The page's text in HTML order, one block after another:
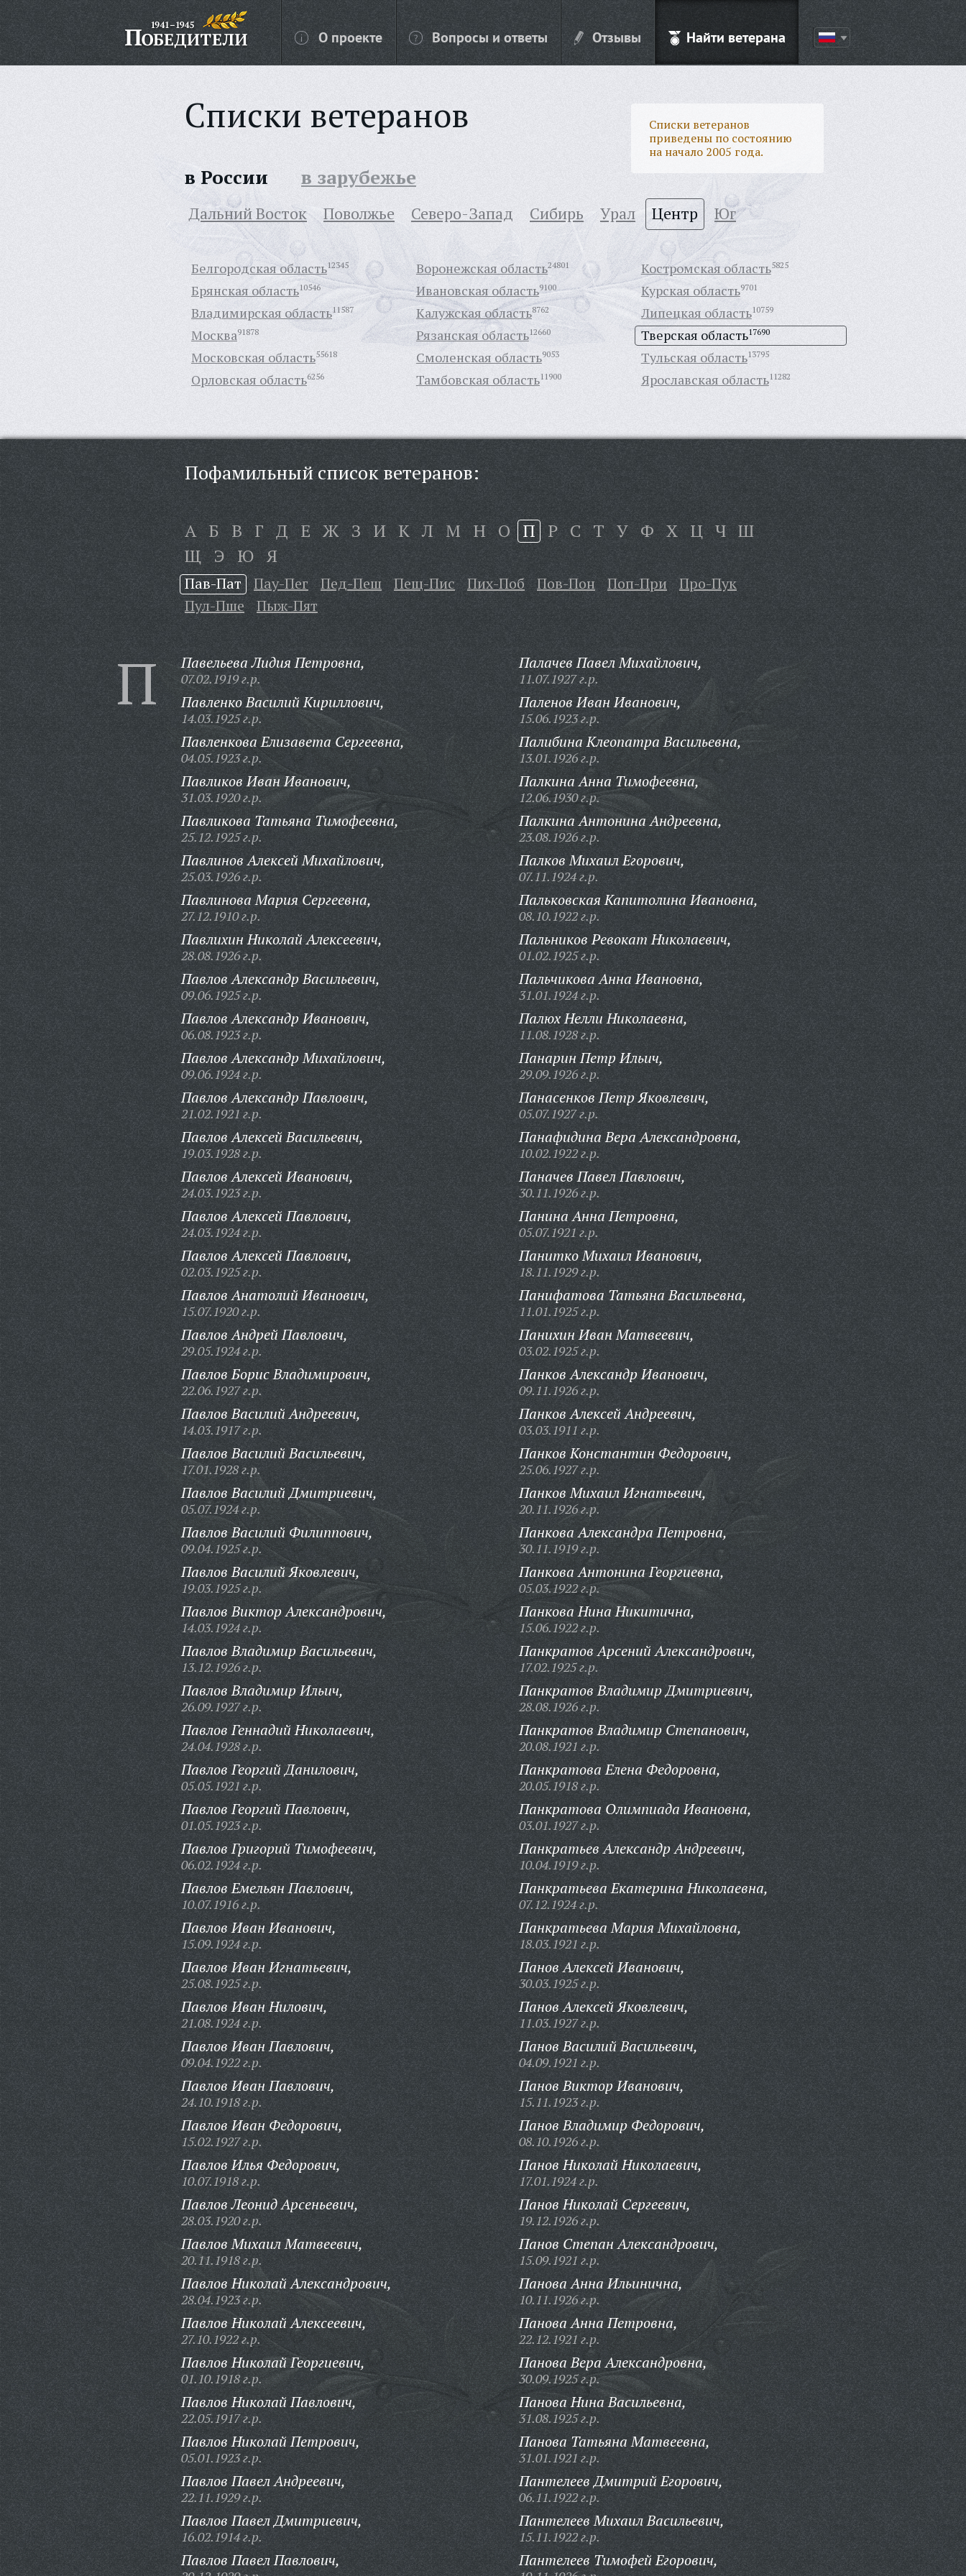
О проекте Вопросы и ответы Отзывы Найти ветерана
Списки ветеранов
Списки ветеранов
приведены по состоянию
на начало 2005 года.
в России в зарубежье
Дальний Восток Поволжье Северо-Запад Сибирь Урал Центр Юг
Белгородская область12345
Брянская область10546
Владимирская область11587
Воронежская область24801
Ивановская область9100
Калужская область8762
Костромская область5825
Курская область9701
Липецкая область10759
Москва91878
Московская область55618
Орловская область6256
Рязанская область12660
Смоленская область9053
Тамбовская область11900
Тверская область17690
Тульская область13795
Ярославская область11282
Пофамильный список ветеранов:
А Б В Г Д Е Ж З И К Л М Н О П Р С Т У Ф Х Ц Ч Ш
Щ Э Ю Я
Пав-Пат Пау-Пег Пед-Пеш Пещ-Пис Пих-Поб Пов-Пон Поп-При
Про-Пук
Пул-Пше
Пыж-Пят
П Павельева Лидия Петровна,
07.02.1919 г.р.
Павленко Василий Кириллович,
14.03.1925 г.р.
Павленкова Елизавета Сергеевна,
04.05.1923 г.р.
Павликов Иван Иванович,
31.03.1920 г.р.
Павликова Татьяна Тимофеевна,
25.12.1925 г.р.
Павлинов Алексей Михайлович,
25.03.1926 г.р.
Павлинова Мария Сергеевна,
27.12.1910 г.р.
Павлихин Николай Алексеевич,
28.08.1926 г.р.
Павлов Александр Васильевич,
09.06.1925 г.р.
Павлов Александр Иванович,
06.08.1923 г.р.
Павлов Александр Михайлович,
09.06.1924 г.р.
Павлов Александр Павлович,
21.02.1921 г.р.
Павлов Алексей Васильевич,
19.03.1928 г.р.
Павлов Алексей Иванович,
24.03.1923 г.р.
Павлов Алексей Павлович,
24.03.1924 г.р.
Павлов Алексей Павлович,
02.03.1925 г.р.
Павлов Анатолий Иванович,
15.07.1920 г.р.
Павлов Андрей Павлович,
29.05.1924 г.р.
Павлов Борис Владимирович,
22.06.1927 г.р.
Павлов Василий Андреевич,
14.03.1917 г.р.
Павлов Василий Васильевич,
17.01.1928 г.р.
Павлов Василий Дмитриевич,
05.07.1924 г.р.
Павлов Василий Филиппович,
09.04.1925 г.р.
Павлов Василий Яковлевич,
19.03.1925 г.р.
Павлов Виктор Александрович,
14.03.1924 г.р.
Павлов Владимир Васильевич,
13.12.1926 г.р.
Павлов Владимир Ильич,
26.09.1927 г.р.
Павлов Геннадий Николаевич,
24.04.1928 г.р.
Павлов Георгий Данилович,
05.05.1921 г.р.
Павлов Георгий Павлович,
01.05.1923 г.р.
Павлов Григорий Тимофеевич,
06.02.1924 г.р.
Павлов Емельян Павлович,
10.07.1916 г.р.
Павлов Иван Иванович,
15.09.1924 г.р.
Павлов Иван Игнатьевич,
25.08.1925 г.р.
Павлов Иван Нилович,
21.08.1924 г.р.
Павлов Иван Павлович,
09.04.1922 г.р.
Павлов Иван Павлович,
24.10.1918 г.р.
Павлов Иван Федорович,
15.02.1927 г.р.
Павлов Илья Федорович,
10.07.1918 г.р.
Павлов Леонид Арсеньевич,
28.03.1920 г.р.
Павлов Михаил Матвеевич,
20.11.1918 г.р.
Павлов Николай Александрович,
28.04.1923 г.р.
Павлов Николай Алексеевич,
27.10.1922 г.р.
Павлов Николай Георгиевич,
01.10.1918 г.р.
Павлов Николай Павлович,
22.05.1917 г.р.
Павлов Николай Петрович,
05.01.1923 г.р.
Павлов Павел Андреевич,
22.11.1929 г.р.
Павлов Павел Дмитриевич,
16.02.1914 г.р.
Павлов Павел Павлович,
Палачев Павел Михайлович,
11.07.1927 г.р.
Паленов Иван Иванович,
15.06.1923 г.р.
Палибина Клеопатра Васильевна,
13.01.1926 г.р.
Палкина Анна Тимофеевна,
12.06.1930 г.р.
Палкина Антонина Андреевна,
23.08.1926 г.р.
Палков Михаил Егорович,
07.11.1924 г.р.
Пальковская Капитолина Ивановна,
08.10.1922 г.р.
Пальников Ревокат Николаевич,
01.02.1925 г.р.
Пальчикова Анна Ивановна,
31.01.1924 г.р.
Палюх Нелли Николаевна,
11.08.1928 г.р.
Панарин Петр Ильич,
29.09.1926 г.р.
Панасенков Петр Яковлевич,
05.07.1927 г.р.
Панафидина Вера Александровна,
10.02.1922 г.р.
Паначев Павел Павлович,
30.11.1926 г.р.
Панина Анна Петровна,
05.07.1921 г.р.
Панитко Михаил Иванович,
18.11.1929 г.р.
Панифатова Татьяна Васильевна,
11.01.1925 г.р.
Панихин Иван Матвеевич,
03.02.1925 г.р.
Панков Александр Иванович,
09.11.1926 г.р.
Панков Алексей Андреевич,
03.03.1911 г.р.
Панков Константин Федорович,
25.06.1927 г.р.
Панков Михаил Игнатьевич,
20.11.1926 г.р.
Панкова Александра Петровна,
30.11.1919 г.р.
Панкова Антонина Георгиевна,
05.03.1922 г.р.
Панкова Нина Никитична,
15.06.1922 г.р.
Панкратов Арсений Александрович,
17.02.1925 г.р.
Панкратов Владимир Дмитриевич,
28.08.1926 г.р.
Панкратов Владимир Степанович,
20.08.1921 г.р.
Панкратова Елена Федоровна,
20.05.1918 г.р.
Панкратова Олимпиада Ивановна,
03.01.1927 г.р.
Панкратьев Александр Андреевич,
10.04.1919 г.р.
Панкратьева Екатерина Николаевна,
07.12.1924 г.р.
Панкратьева Мария Михайловна,
18.03.1921 г.р.
Панов Алексей Иванович,
30.03.1925 г.р.
Панов Алексей Яковлевич,
11.03.1927 г.р.
Панов Василий Васильевич,
04.09.1921 г.р.
Панов Виктор Иванович,
15.11.1923 г.р.
Панов Владимир Федорович,
08.10.1926 г.р.
Панов Николай Николаевич,
17.01.1924 г.р.
Панов Николай Сергеевич,
19.12.1926 г.р.
Панов Степан Александрович,
15.09.1921 г.р.
Панова Анна Ильинична,
10.11.1926 г.р.
Панова Анна Петровна,
22.12.1921 г.р.
Панова Вера Александровна,
30.09.1925 г.р.
Панова Нина Васильевна,
31.08.1925 г.р.
Панова Татьяна Матвеевна,
31.01.1921 г.р.
Пантелеев Дмитрий Егорович,
06.11.1922 г.р.
Пантелеев Михаил Васильевич,
15.11.1922 г.р.
Пантелеев Тимофей Егорович,